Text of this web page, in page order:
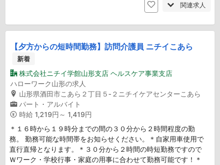
関連求人
【夕方からの短時間勤務】訪問介護員 ニチイこあら
新着
株式会社ニチイ学館山形支店 ヘルスケア事業支店
ハローワーク山形の求人
山形県酒田市こあら２丁目５‐２ニチイケアセンターこあら
パート・アルバイト
時給 1,219円～ 1,419円
＊１６時から１９時分までの間の３０分から２時間程度の勤
務。 勤務可能な時間帯をお知らせください。＊自家用車使用で
直行直帰となります。＊３０分から２時間の時短勤務ですので
Ｗワーク・学校行事・家庭の用事に合わせて勤務可能です！＊